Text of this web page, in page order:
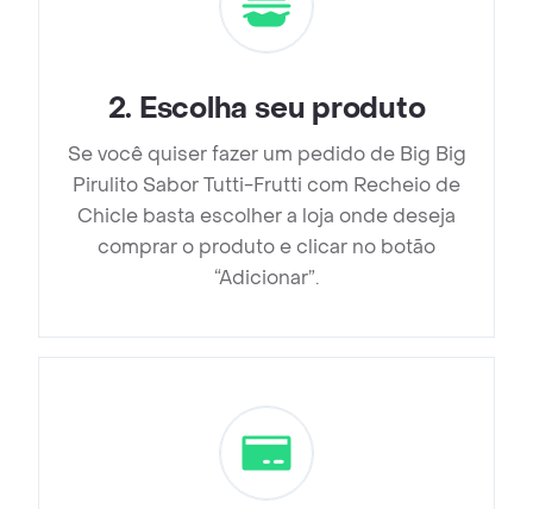
2. Escolha seu produto
Se você quiser fazer um pedido de Big Big
Pirulito Sabor Tutti-Frutti com Recheio de
Chicle basta escolher a loja onde deseja
comprar o produto e clicar no botão
“Adicionar”.